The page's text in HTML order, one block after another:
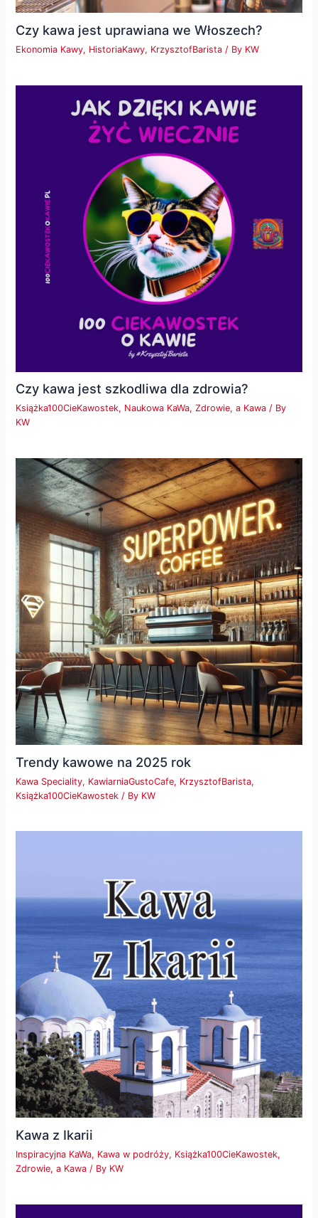
Czy kawa jest uprawiana we Włoszech?
Ekonomia Kawy, HistoriaKawy, KrzysztofBarista / By KW
Czy kawa jest szkodliwa dla zdrowia?
Książka100CieKawostek, Naukowa KaWa,Zdrowie, a Kawa / By
KW
Trendy kawowe na 2025 rok
Kawa Speciality, KawiarniaGustoCafe, KrzysztofBarista,
Książka100CieKawostek / By KW
Kawa z Ikarii
Inspiracyjna KaWa, Kawa w podróży, Książka100CieKawostek,
Zdrowie, a Kawa / By KW